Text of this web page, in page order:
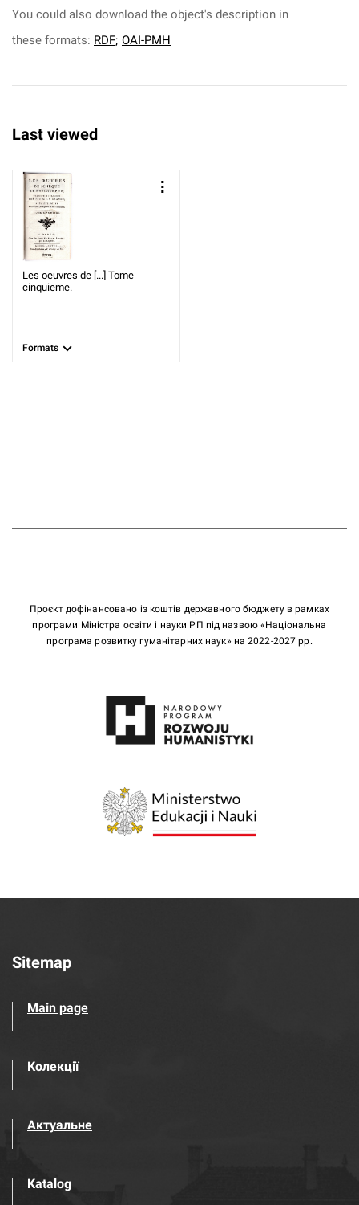
You could also download the object's description in
these formats: RDF; OAI-PMH
Last viewed
Les oeuvres de [...] Tome
cinquieme.
Formats
Проєкт дофінансовано із коштів державного бюджету в рамках
програми Міністра освіти і науки РП під назвою «Національна
програма розвитку гуманітарних наук» на 2022-2027 рр.
Sitemap
Main page
Колекції
Актуальне
Katalog